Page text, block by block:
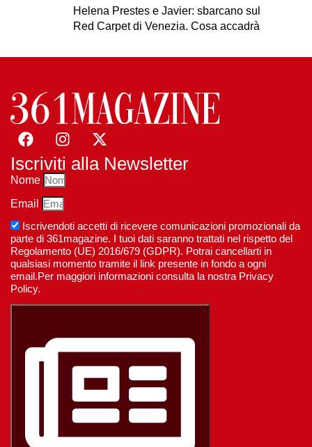
Helena Prestes e Javier: sbarcano sul
Red Carpet di Venezia. Cosa accadrà
Iscriviti alla Newsletter
Nome
Email
Iscrivendoti accetti di ricevere comunicazioni promozionali da
parte di 361magazine. I tuoi dati saranno trattati nel rispetto del
Regolamento (UE) 2016/679 (GDPR). Potrai cancellarti in
qualsiasi momento tramite il link presente in fondo a ogni
email.Per maggiori informazioni consulta la nostra Privacy
Policy.